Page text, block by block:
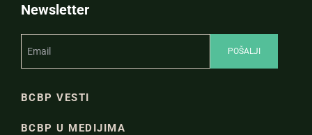
Newsletter
BCBP VESTI
BCBP U MEDIJIMA